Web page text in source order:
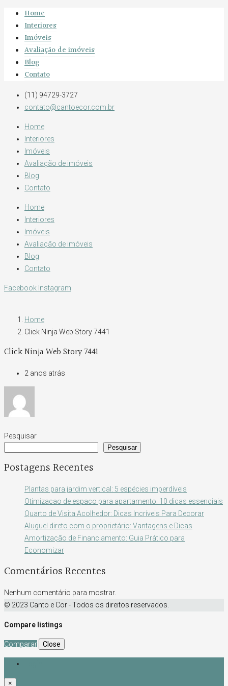
Home
Interiores
Imóveis
Avaliação de imóveis
Blog
Contato
(11) 94729-3727
contato@cantoecor.com.br
Home
Interiores
Imóveis
Avaliação de imóveis
Blog
Contato
Home
Interiores
Imóveis
Avaliação de imóveis
Blog
Contato
Facebook Instagram
Home
Click Ninja Web Story 7441
Click Ninja Web Story 7441
2 anos atrás
Pesquisar
Pesquisar
Postagens Recentes
Plantas para jardim vertical: 5 espécies imperdíveis
Otimizacao de espaco para apartamento: 10 dicas essenciais
Quarto de Visita Acolhedor: Dicas Incríveis Para Decorar
Aluguel direto com o proprietário: Vantagens e Dicas
Amortização de Financiamento: Guia Prático para
Economizar
Comentários Recentes
Nenhum comentário para mostrar.
© 2023 Canto e Cor - Todos os direitos reservados.
Compare listings
Comparar Close
×